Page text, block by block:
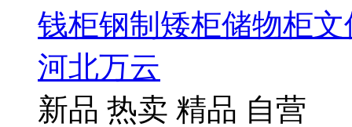
钱柜钢制矮柜储物柜
河北万云
新品 热卖 精品 自营